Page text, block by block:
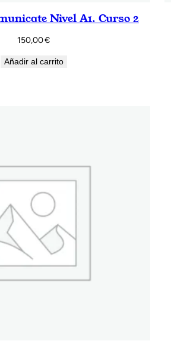
Nivel A1. Curso 2
150,00€
Añadir al carrito